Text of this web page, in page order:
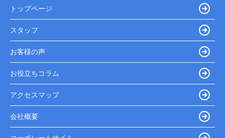
トップページ
スタッフ
お客様の声
お役立ちコラム
アクセスマップ
会社概要